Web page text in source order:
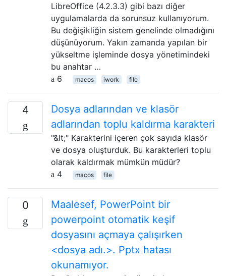
LibreOffice (4.2.3.3) gibi bazı diğer
uygulamalarda da sorunsuz kullanıyorum.
Bu değişikliğin sistem genelinde olmadığını
düşünüyorum. Yakın zamanda yapılan bir
yükseltme işleminde dosya yönetimindeki
bu anahtar …
6
macos iwork file
4
Dosya adlarından ve klasör
adlarından toplu kaldırma karakteri
"&lt;" Karakterini içeren çok sayıda klasör
ve dosya oluşturduk. Bu karakterleri toplu
olarak kaldırmak mümkün müdür?
4
macos file
0
Maalesef, PowerPoint bir
powerpoint otomatik keşif
dosyasını açmaya çalışırken
<dosya adı.>. Pptx hatası
okunamıyor.